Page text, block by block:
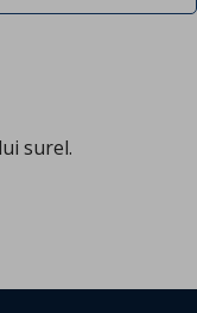
surel.